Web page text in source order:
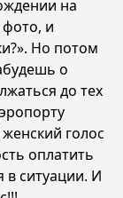
на
и
Но потом
о
до тех
голос
оплатить
в ситуации. И